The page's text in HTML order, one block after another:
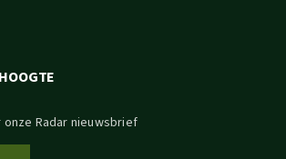
Radar nieuwsbrief